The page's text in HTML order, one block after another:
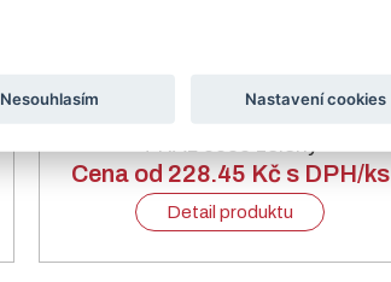
+ RAL 6005 zelený
Cena od 228.45 Kč s DPH/ks
Detail produktu
Nesouhlasím Nastavení cookies